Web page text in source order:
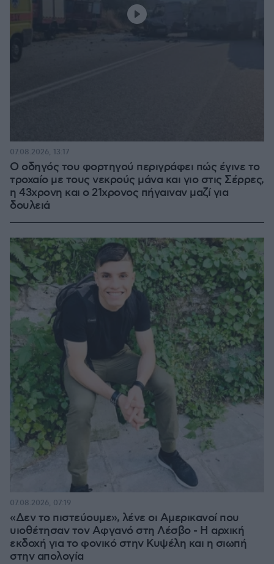
Ο οδηγός του φορτηγού περιγράφει πώς έγινε το
τροχαίο με τους νεκρούς μάνα και γιο στις Σέρρες,
η 43χρονη και ο 21χρονος πήγαιναν μαζί για
δουλειά
07.08.2026, 13:17
«Δεν το πιστεύουμε», λένε οι Αμερικανοί που
υιοθέτησαν τον Αφγανό στη Λέσβο - Η αρχική
εκδοχή για το φονικό στην Κυψέλη και η σιωπή
στην απολογία
07.08.2026, 07:19